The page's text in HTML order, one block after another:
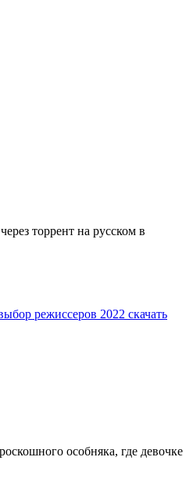
торрент на русском в
режиссеров 2022 скачать
особняка, где девочке